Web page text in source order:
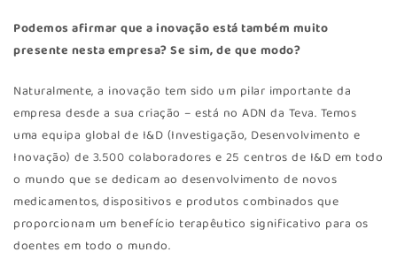
Podemos afirmar que a inovação está também muito
presente nesta empresa? Se sim, de que modo?
Naturalmente, a inovação tem sido um pilar importante da
empresa desde a sua criação – está no ADN da Teva. Temos
uma equipa global de I&D (Investigação, Desenvolvimento e
Inovação) de 3.500 colaboradores e 25 centros de I&D em todo
o mundo que se dedicam ao desenvolvimento de novos
medicamentos, dispositivos e produtos combinados que
proporcionam um benefício terapêutico significativo para os
doentes em todo o mundo.